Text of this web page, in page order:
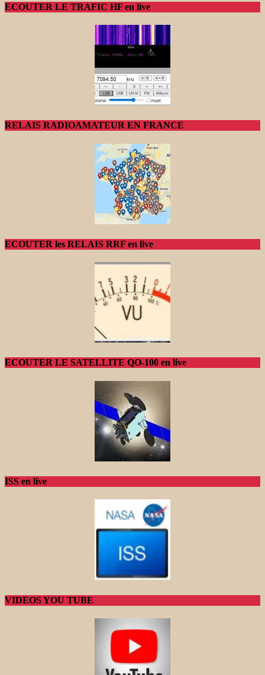
ECOUTER LE TRAFIC HF en live
RELAIS RADIOAMATEUR EN FRANCE
ECOUTER les RELAIS RRF en live
ECOUTER LE SATELLITE QO-100 en live
ISS en live
VIDEOS YOU TUBE